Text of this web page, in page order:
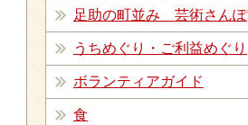
足助の町並み 芸術さんぽ
うちめぐり・ご利益めぐり
ボランティアガイド
食